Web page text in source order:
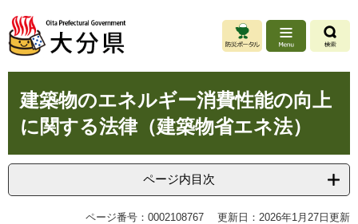
ジ
先
ュ
を
本
へ
建築物のエネルギー消費性能の向上
に関する法律（建築物省エネ法）
ページ内目次
ページ番号：0002108767 更新日：2026年1月27日更新